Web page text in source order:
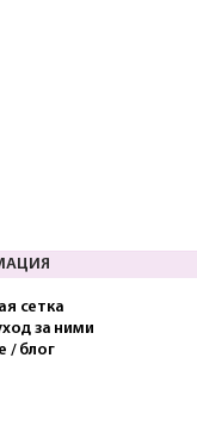
сетка
за ними
/ блог